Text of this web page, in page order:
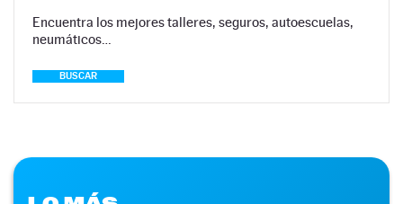
Encuentra los mejores talleres, seguros, autoescuelas,
neumáticos…
BUSCAR